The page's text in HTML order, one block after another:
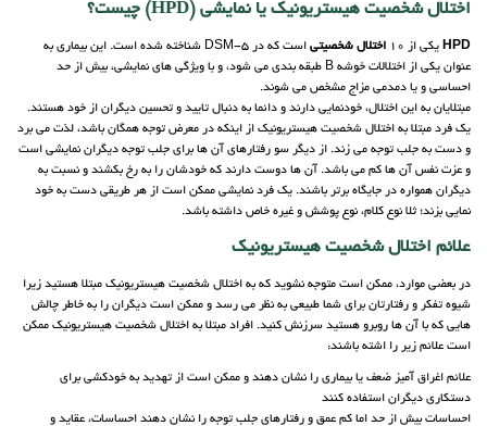
اختلال شخصیت هیستریونیک یا نمایشی (HPD) چیست؟
HPD یکی از 10 اختلال شخصیتی
است که در DSM-5 شناخته شده است. این بیماری به
عنوان یکی از اختلالات خوشه B طبقه بندی می شود، و با ویژگی های نمایشی، بیش از حد
احساسی و یا دمدمی مزاج مشخص می شوند.
مبتلایان به این اختلال، خودنمایی دارند و دائما به دنبال تایید و تحسین دیگران از خود هستند.
یک فرد مبتلا به اختلال شخصیت هیستریونیک از اینکه در معرض توجه همگان باشد، لذت می برد
و دست به جلب توجه می زند. از دیگر سو رفتارهای آن ها برای جلب توجه دیگران نمایشی است
و عزت نفس آن ها کم می باشد. آن ها دوست دارند که خودشان را به رخ بکشند و نسبت به
دیگران همواره در جایگاه برتر باشند. یک فرد نمایشی ممکن است از هر طریقی دست به خود
نمایی بزند؛ ثلا نوع کلام، نوع پوشش و غیره خاص داشته باشد.
علائم اختلال شخصیت هیستریونیک
در بعضی موارد، ممکن است متوجه نشوید که به اختلال شخصیت هیستریونیک مبتلا هستید زیرا
شیوه تفکر و رفتارتان برای شما طبیعی به نظر می رسد و ممکن است دیگران را به خاطر چالش
هایی که با آن ها روبرو هستید سرزنش کنید. افراد مبتلا به اختلال شخصیت هیستریونیک ممکن
است علائم زیر را اشته باشند:
علائم اغراق آمیز ضعف یا بیماری را نشان دهند و ممکن است از تهدید به خودکشی برای
دستکاری دیگران استفاده کنند
احساسات بیش از حد اما کم عمق و رفتارهای جلب توجه را نشان دهند احساسات، عقاید و